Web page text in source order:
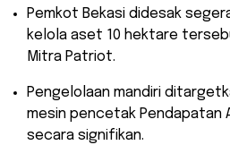
​Pemkot Bekasi didesak
kelola aset 10 hektare
Mitra Patriot.
​Pengelolaan mandiri
mesin pencetak Pendapatan
secara signifikan.